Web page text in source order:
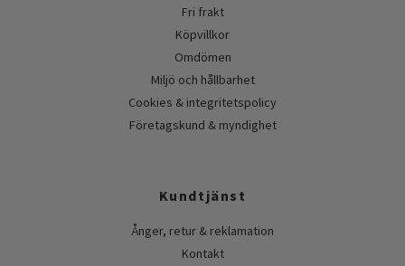
Fri frakt
Köpvillkor
Omdömen
Miljö och hållbarhet
Cookies & integritetspolicy
Företagskund & myndighet
Kundtjänst
Ånger, retur & reklamation
Kontakt